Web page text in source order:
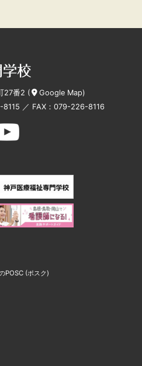
27番2 ( Google Map)
／ FAX：079-226-8116
POSC (ポスク)